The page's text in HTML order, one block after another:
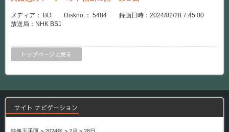
メディア： BD Diskno.： 5484 録画日時：2024/02/28 7:45:00
放送局：NHK BS1
トップページに戻る
サイト ナビゲーション